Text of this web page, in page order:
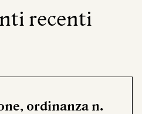
recenti
ordinanza n.